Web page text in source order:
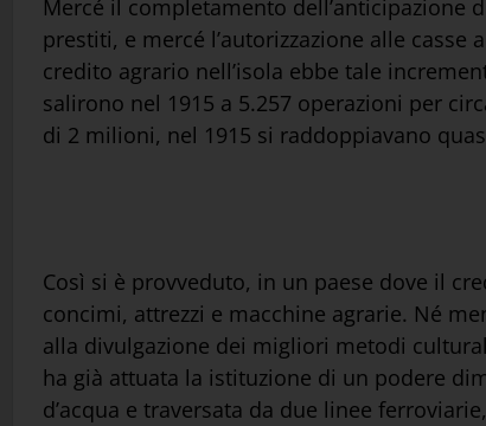
Mercé il completamento dell’anticipazione
prestiti, e mercé l’autorizzazione alle
credito agrario nell’isola ebbe tale
salirono nel 1915 a 5.257 operazioni per
di 2 milioni, nel 1915 si raddoppiavano
Così si è provveduto, in un paese dove il
concimi, attrezzi e macchine agrarie. Né
alla divulgazione dei migliori metodi
ha già attuata la istituzione di un podere
d’acqua e traversata da due linee